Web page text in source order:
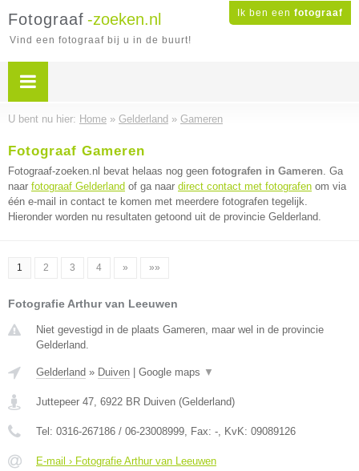
Ik ben een fotograaf
Fotograaf -zoeken.nl
Vind een fotograaf bij u in de buurt!
U bent nu hier: Home » Gelderland » Gameren
Fotograaf Gameren
Fotograaf-zoeken.nl bevat helaas nog geen fotografen in Gameren. Ga
naar fotograaf Gelderland of ga naar direct contact met fotografen om via
één e-mail in contact te komen met meerdere fotografen tegelijk.
Hieronder worden nu resultaten getoond uit de provincie Gelderland.
1 2 3 4 » »»
Fotografie Arthur van Leeuwen
Niet gevestigd in de plaats Gameren, maar wel in de provincie
Gelderland.
Gelderland » Duiven Google maps ▼
Juttepeer 47, 6922 BR Duiven (Gelderland)
Tel: 0316-267186 / 06-23008999, Fax: -, KvK: 09089126
E-mail › Fotografie Arthur van Leeuwen